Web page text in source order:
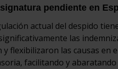
pendiente en
actual del despido
las
flexibilizaron las causas en
facilitando y